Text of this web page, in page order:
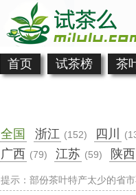
首页 试茶榜 茶
全国 浙江 (152) 四川
广西 (79) 江苏 (59) 陕西
提示：部份茶叶特产太少的省市